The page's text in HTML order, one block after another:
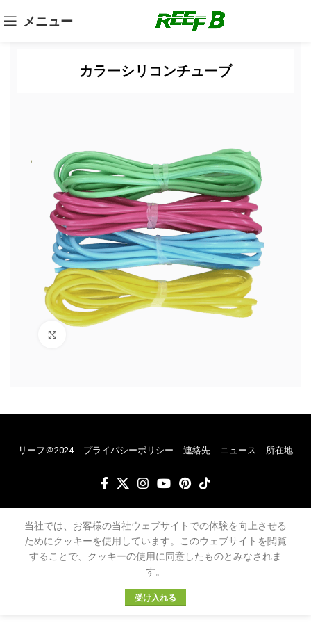
メニュー
カラーシリコンチューブ
リーフ＠2024 プライバシーポリシー 連絡先 ニュース 所在地
当社では、お客様の当社ウェブサイトでの体験を向上させる
ためにクッキーを使用しています。このウェブサイトを閲覧
することで、クッキーの使用に同意したものとみなされま
す。
受け入れる